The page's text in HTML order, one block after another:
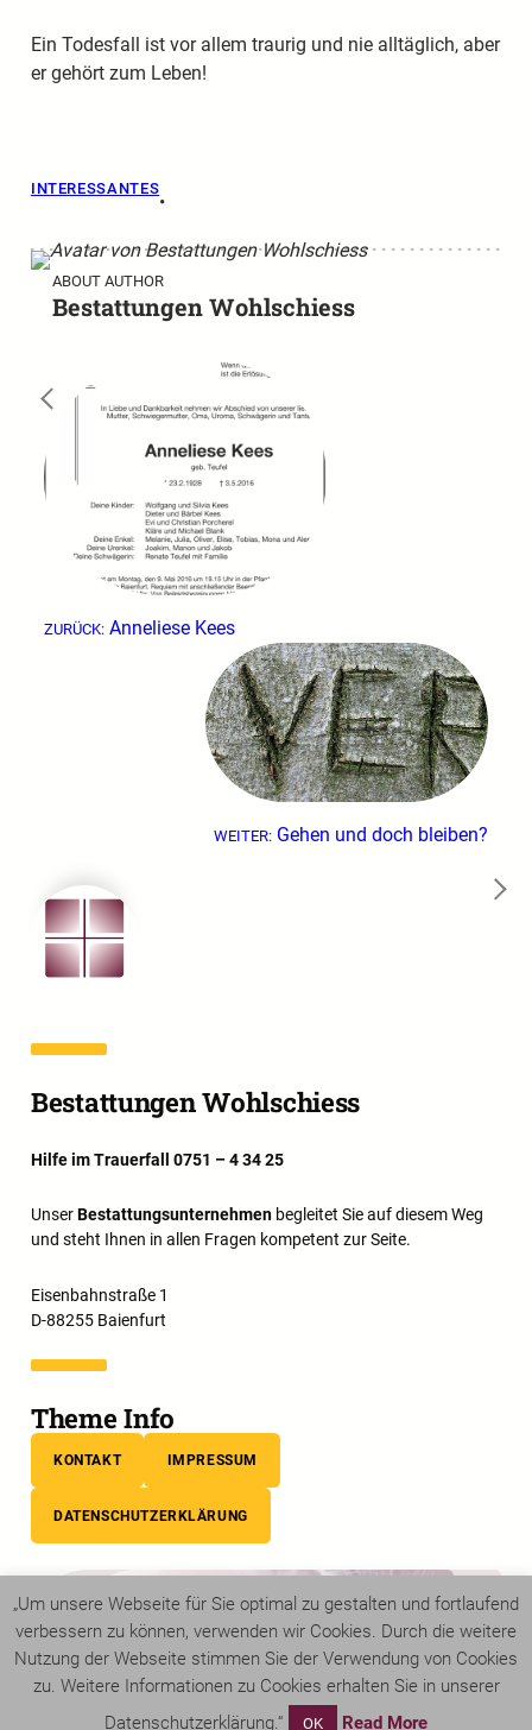
Ein Todesfall ist vor allem traurig und nie alltäglich, aber
er gehört zum Leben!
INTERESSANTES
•
ABOUT AUTHOR
Bestattungen Wohlschiess
←
ZURÜCK: Anneliese Kees
WEITER: Gehen und doch bleiben?
→
Bestattungen Wohlschiess
Hilfe im Trauerfall 0751 – 4 34 25
UnserBestattungsunternehmenbegleitet Sie auf diesem Weg
und steht Ihnen in allen Fragen kompetent zur Seite.
Eisenbahnstraße 1
D-88255 Baienfurt
Theme Info
KONTAKT IMPRESSUM
DATENSCHUTZERKLÄRUNG
„Um unsere Webseite für Sie optimal zu gestalten und fortlaufend
verbessern zu können, verwenden wir Cookies. Durch die weitere
Nutzung der Webseite stimmen Sie der Verwendung von Cookies
zu. Weitere Informationen zu Cookies erhalten Sie in unserer
Datenschutzerklärung.“
OK Read More